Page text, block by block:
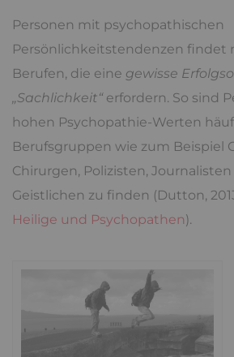
Personen mit psychopathischen
Persönlichkeitstendenzen findet
Berufen, die eine gewisse
„Sachlichkeit“erfordern. So sind
hohen Psychopathie-Werten
Berufsgruppen wie zum Beispiel
Chirurgen, Polizisten,
Geistlichen zu finden (Dutton,
Heilige und Psychopathen).